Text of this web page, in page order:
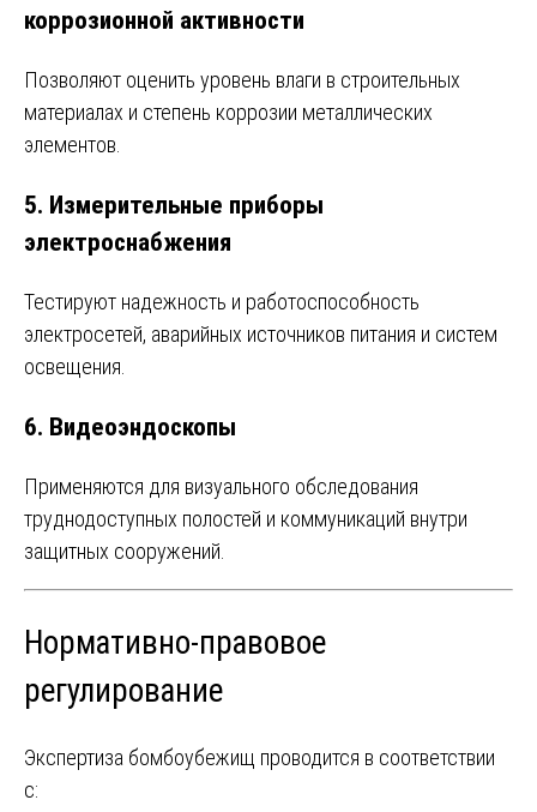
коррозионной активности
Позволяют оценить уровень влаги в строительных
материалах и степень коррозии металлических
элементов.
5. Измерительные приборы
электроснабжения
Тестируют надежность и работоспособность
электросетей, аварийных источников питания и систем
освещения.
6. Видеоэндоскопы
Применяются для визуального обследования
труднодоступных полостей и коммуникаций внутри
защитных сооружений.
Нормативно-правовое
регулирование
Экспертиза бомбоубежищ проводится в соответствии
с: